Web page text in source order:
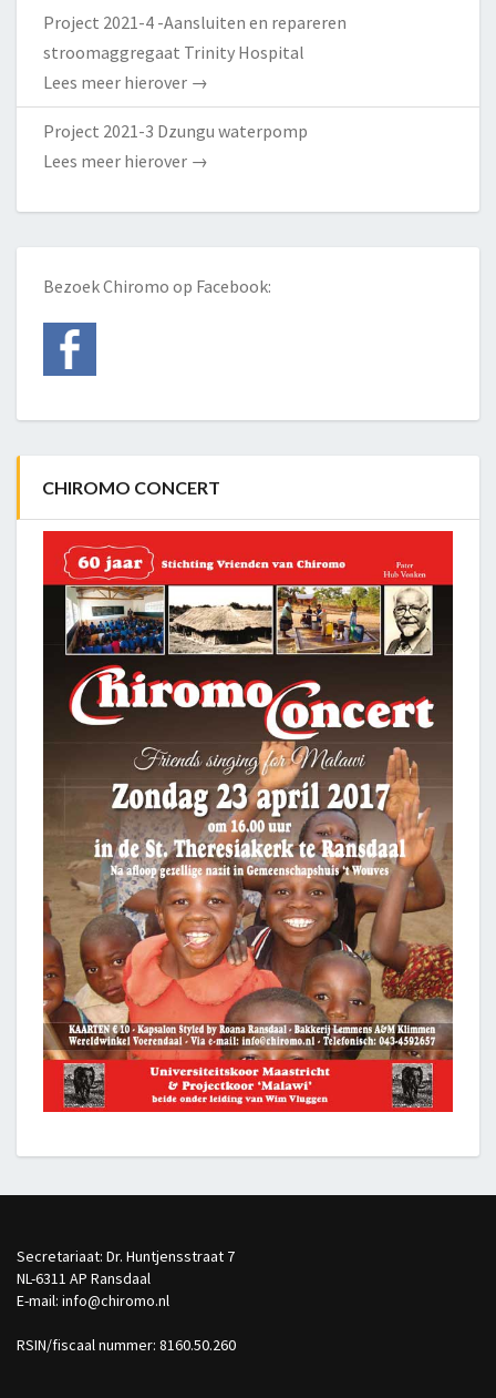
Project 2021-4 -Aansluiten en repareren
stroomaggregaat Trinity Hospital
Lees meer hierover →
Project 2021-3 Dzungu waterpomp
Lees meer hierover →
Bezoek Chiromo op Facebook:
CHIROMO CONCERT
Secretariaat: Dr. Huntjensstraat 7
NL-6311 AP Ransdaal
E-mail: info@chiromo.nl
RSIN/fiscaal nummer: 8160.50.260